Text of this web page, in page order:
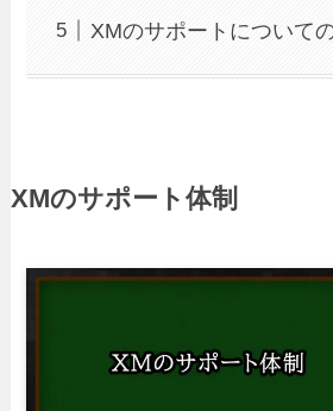
XMのサポートについて
XMのサポート体制